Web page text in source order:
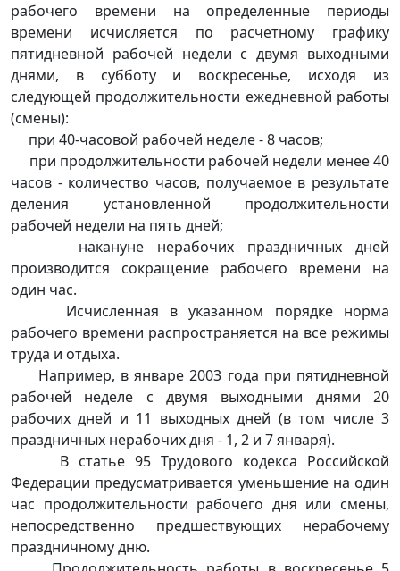
рабочего времени на определенные периоды
времени исчисляется по расчетному графику
пятидневной рабочей недели с двумя выходными
днями, в субботу и воскресенье, исходя из
следующей продолжительности ежедневной работы
(смены):
при 40-часовой рабочей неделе - 8 часов;
при продолжительности рабочей недели менее 40
часов - количество часов, получаемое в результате
деления установленной продолжительности
рабочей недели на пять дней;
накануне нерабочих праздничных дней
производится сокращение рабочего времени на
один час.
Исчисленная в указанном порядке норма
рабочего времени распространяется на все режимы
труда и отдыха.
Например, в январе 2003 года при пятидневной
рабочей неделе с двумя выходными днями 20
рабочих дней и 11 выходных дней (в том числе 3
праздничных нерабочих дня - 1, 2 и 7 января).
В статье 95 Трудового кодекса Российской
Федерации предусматривается уменьшение на один
час продолжительности рабочего дня или смены,
непосредственно предшествующих нерабочему
праздничному дню.